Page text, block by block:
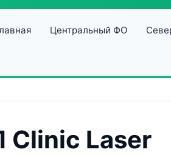
Центральный ФО
Clinic Laser